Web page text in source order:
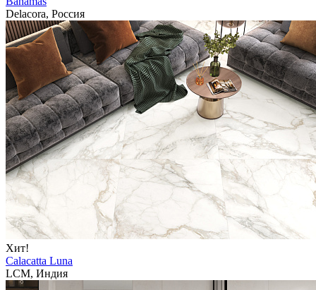
Delacora, Россия
Хит!
Calacatta Luna
LCM, Индия